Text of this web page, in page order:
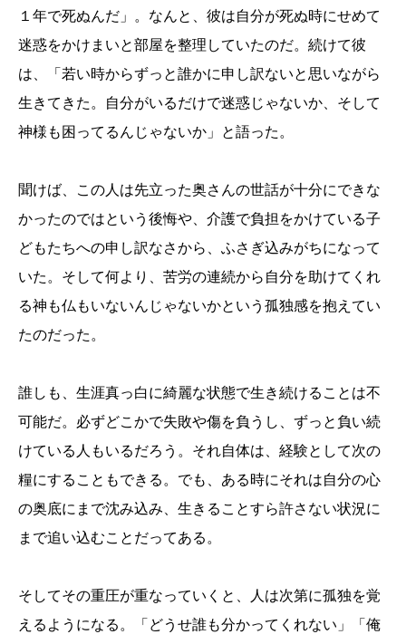
１年で死ぬんだ」。なんと、彼は自分が死ぬ時にせめて
迷惑をかけまいと部屋を整理していたのだ。続けて彼
は、「若い時からずっと誰かに申し訳ないと思いながら
生きてきた。自分がいるだけで迷惑じゃないか、そして
神様も困ってるんじゃないか」と語った。
聞けば、この人は先立った奥さんの世話が十分にできな
かったのではという後悔や、介護で負担をかけている子
どもたちへの申し訳なさから、ふさぎ込みがちになって
いた。そして何より、苦労の連続から自分を助けてくれ
る神も仏もいないんじゃないかという孤独感を抱えてい
たのだった。
誰しも、生涯真っ白に綺麗な状態で生き続けることは不
可能だ。必ずどこかで失敗や傷を負うし、ずっと負い続
けている人もいるだろう。それ自体は、経験として次の
糧にすることもできる。でも、ある時にそれは自分の心
の奥底にまで沈み込み、生きることすら許さない状況に
まで追い込むことだってある。
そしてその重圧が重なっていくと、人は次第に孤独を覚
えるようになる。「どうせ誰も分かってくれない」「俺